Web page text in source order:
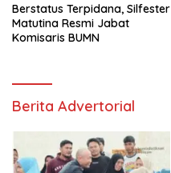
Berstatus Terpidana, Silfester
Matutina Resmi Jabat
Komisaris BUMN
Berita Advertorial